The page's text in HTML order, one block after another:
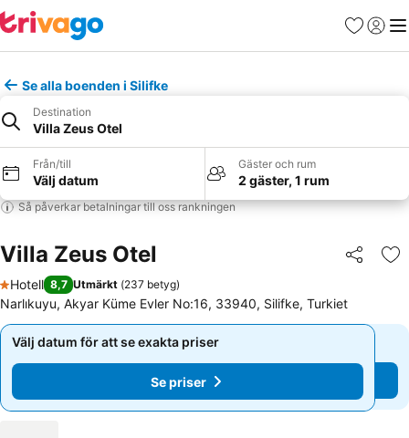
Favoriter
Logga
Se alla boenden i Silifke
Destination
Villa Zeus Otel
Från/till
Välj datum
Gäster och rum
2 gäster, 1 rum
Så påverkar betalningar till oss rankningen
Villa Zeus Otel Dela
1 Stjärnor
Hotell 8,7 Utmärkt (237 betyg)
Narlıkuyu, Akyar Küme Evler No:16, 33940, Silifke, Turkiet
Välj datum för att se exakta priser
Se priser
Välj datum för att se exakta priser
Se priser